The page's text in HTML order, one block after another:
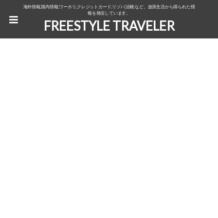
海外情報,国内情報,ワーホリ,クレジットカード,リゾバ,治験,など。放浪生活から得られた情
報を発信しています。
FREESTYLE TRAVELER